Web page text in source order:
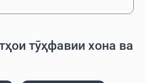
тӯҳфавии хона ва